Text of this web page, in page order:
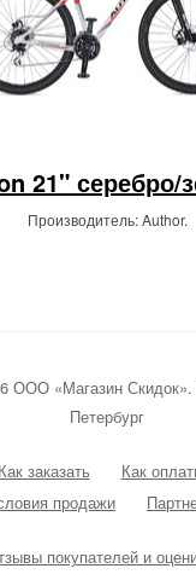
21" серебро/
Производитель: Author.
ООО «Магазин Скидок».
Петербург
Как заказать Как
продажи